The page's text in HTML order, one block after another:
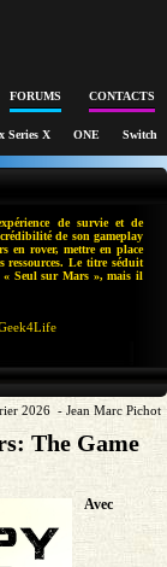
FORUMS CONTACTS
Series X ONE Switch
de survie et de
de son gameplay
en rover, mettre en place
ressources. Le titre séduit
« Seul sur Mars », mais il
2026 - Jean Marc Pichot
The Game
Avec